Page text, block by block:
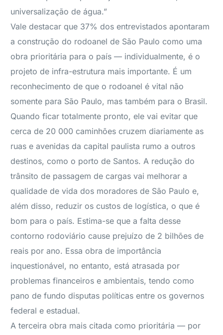
universalização de água.”
Vale destacar que 37% dos entrevistados apontaram
a construção do rodoanel de São Paulo como uma
obra prioritária para o país — individualmente, é o
projeto de infra-estrutura mais importante. É um
reconhecimento de que o rodoanel é vital não
somente para São Paulo, mas também para o Brasil.
Quando ficar totalmente pronto, ele vai evitar que
cerca de 20 000 caminhões cruzem diariamente as
ruas e avenidas da capital paulista rumo a outros
destinos, como o porto de Santos. A redução do
trânsito de passagem de cargas vai melhorar a
qualidade de vida dos moradores de São Paulo e,
além disso, reduzir os custos de logística, o que é
bom para o país. Estima-se que a falta desse
contorno rodoviário cause prejuízo de 2 bilhões de
reais por ano. Essa obra de importância
inquestionável, no entanto, está atrasada por
problemas financeiros e ambientais, tendo como
pano de fundo disputas políticas entre os governos
federal e estadual.
A terceira obra mais citada como prioritária — por